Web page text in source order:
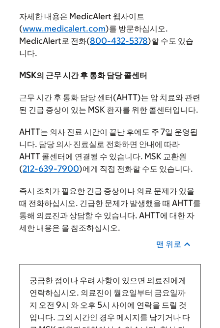
자세한 내용은 MedicAlert 웹사이트
(www.medicalert.com)를 방문하십시오.
MedicAlert로 전화(800-432-5378)할 수도 있습
니다.
MSK의 근무 시간 후 통화 담당 콜센터
근무 시간 후 통화 담당 센터(AHTT)는 암 치료와 관련
된 긴급 증상이 있는 MSK 환자를 위한 콜센터입니다.
AHTT는 의사 진료 시간이 끝난 후에도 주 7일 운영됩
니다. 담당 의사 진료실로 전화하면 안내에 따라
AHTT 콜센터에 연결될 수 있습니다. MSK 교환원
(212-639-7900)에게 직접 전화할 수도 있습니다.
즉시 조치가 필요한 긴급 증상이나 의료 문제가 있을
때 전화하십시오. 긴급한 문제가 발생했을 때 AHTT를
통해 의료진과 상담할 수 있습니다. AHTT에 대한 자
세한 내용은 을 참조하십시오.
맨 위로
궁금한 점이나 우려 사항이 있으면 의료진에게
연락하십시오. 의료진이 월요일부터 금요일까
지 오전 9시 와 오후 5시 사이에 연락을 드릴 것
입니다. 그외 시간인 경우 메시지를 남기거나 다